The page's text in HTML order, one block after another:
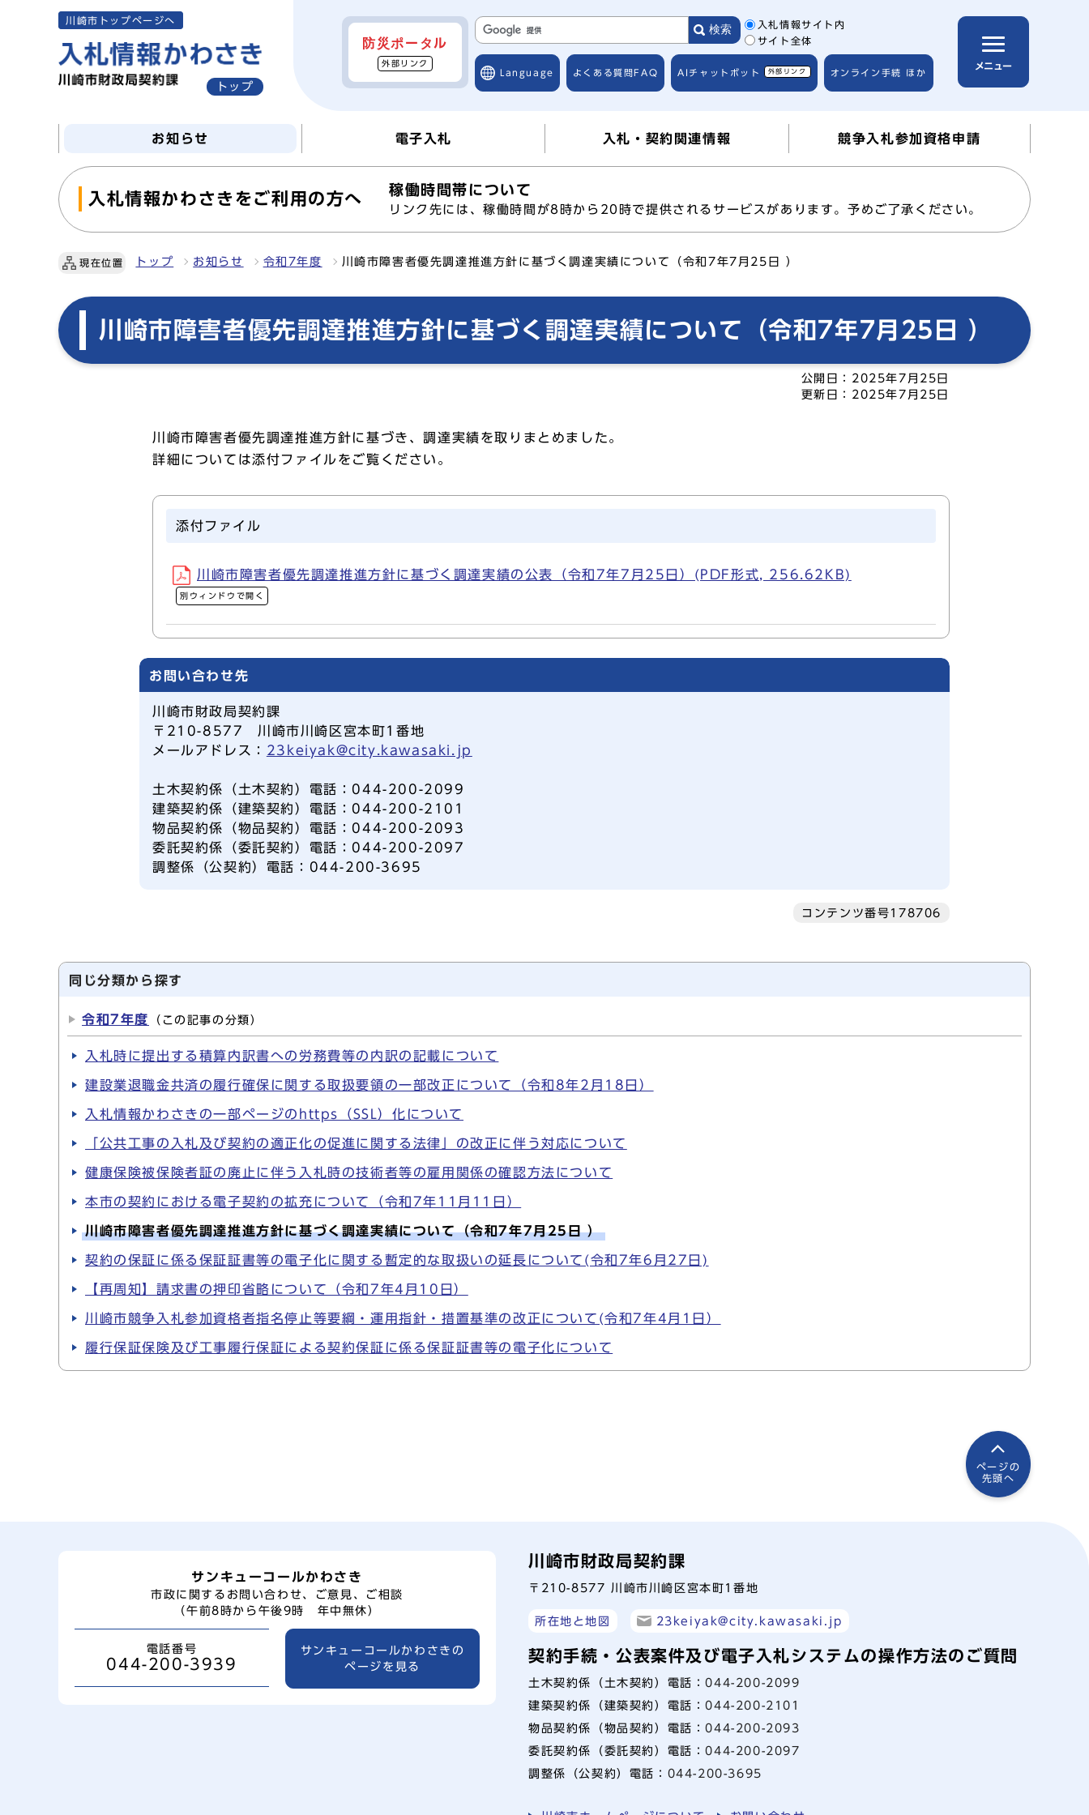
川崎市トップページへ
トップ
防災ポータル
外部リンク
検索 サイト内検索の範囲
入札情報サイト内
サイト全体
Language よくある質問 FAQ AIチャットボット 外部リンク オンライン手続 ほか
メニュー
お知らせ 電子入札 入札・契約関連情報 競争入札参加資格申請
入札情報かわさきをご利用の方へ
稼働時間帯について
リンク先には、稼働時間が8時から20時で提供されるサービスがあります。予めご了承ください。
現在位置 トップ お知らせ 令和7年度 川崎市障害者優先調達推進方針に基づく調達実績について（令和7年7月25日 ）
川崎市障害者優先調達推進方針に基づく調達実績について（令和7年7月25日 ）
公開日： 2025年7月25日
更新日： 2025年7月25日
川崎市障害者優先調達推進方針に基づき、調達実績を取りまとめました。
詳細については添付ファイルをご覧ください。
添付ファイル
川崎市障害者優先調達推進方針に基づく調達実績の公表（令和7年7月25日）(PDF形式, 256.62KB)
別ウィンドウで開く
お問い合わせ先
川崎市財政局契約課
〒210-8577 川崎市川崎区宮本町1番地
メールアドレス： 23keiyak@city.kawasaki.jp
土木契約係（土木契約）電話：044-200-2099
建築契約係（建築契約）電話：044-200-2101
物品契約係（物品契約）電話：044-200-2093
委託契約係（委託契約）電話：044-200-2097
調整係（公契約）電話：044-200-3695
コンテンツ番号178706
同じ分類から探す
令和7年度 （この記事の分類）
入札時に提出する積算内訳書への労務費等の内訳の記載について
建設業退職金共済の履行確保に関する取扱要領の一部改正について（令和8年2月18日）
入札情報かわさきの一部ページのhttps（SSL）化について
「公共工事の入札及び契約の適正化の促進に関する法律」の改正に伴う対応について
健康保険被保険者証の廃止に伴う入札時の技術者等の雇用関係の確認方法について
本市の契約における電子契約の拡充について（令和7年11月11日）
川崎市障害者優先調達推進方針に基づく調達実績について（令和7年7月25日 ）
契約の保証に係る保証証書等の電子化に関する暫定的な取扱いの延長について(令和7年6月27日)
【再周知】請求書の押印省略について（令和7年4月10日）
川崎市競争入札参加資格者指名停止等要綱・運用指針・措置基準の改正について(令和7年4月1日）
履行保証保険及び工事履行保証による契約保証に係る保証証書等の電子化について
ページの
先頭へ
サンキューコールかわさき
市政に関するお問い合わせ、ご意見、ご相談
（午前8時から午後9時 年中無休）
電話番号
044-200-3939
サンキューコールかわさきの
ページを見る
川崎市財政局契約課
〒210-8577 川崎市川崎区宮本町1番地
所在地と地図 23keiyak@city.kawasaki.jp
契約手続・公表案件及び電子入札システムの操作方法のご質問
土木契約係（土木契約）電話：044-200-2099
建築契約係（建築契約）電話：044-200-2101
物品契約係（物品契約）電話：044-200-2093
委託契約係（委託契約）電話：044-200-2097
調整係（公契約）電話： 044-200-3695